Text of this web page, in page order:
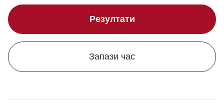
Резултати
Запази час